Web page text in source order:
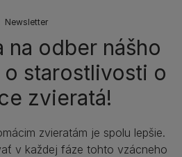
Newsletter
na odber nášho
starostlivosti o
zvieratá!
zvieratám je spolu lepšie.
v každej fáze tohto vzácneho